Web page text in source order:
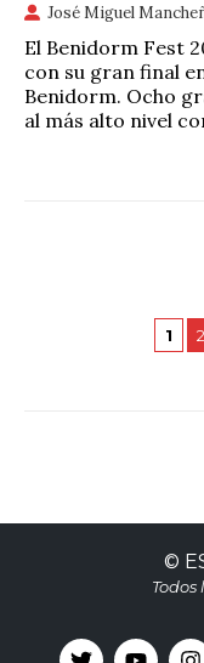
José Miguel
El Benidorm Fest
con su gran final
Benidorm. Ocho
al más alto nivel
1 2
©
Todos